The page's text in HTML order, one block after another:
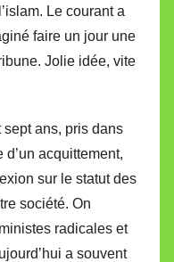
Le courant a
faire un jour une
Jolie idée, vite
sept ans, pris dans
acquittement,
sur le statut des
société. On
radicales et
a souvent